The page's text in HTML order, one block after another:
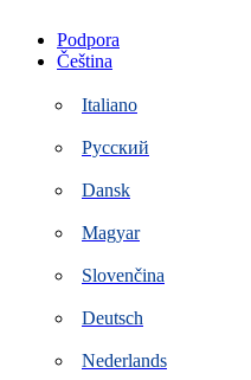
Podpora
Čeština
Italiano
Русский
Dansk
Magyar
Slovenčina
Deutsch
Nederlands